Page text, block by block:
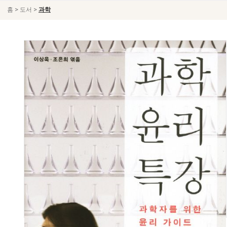
홈 > 도서 > 과학